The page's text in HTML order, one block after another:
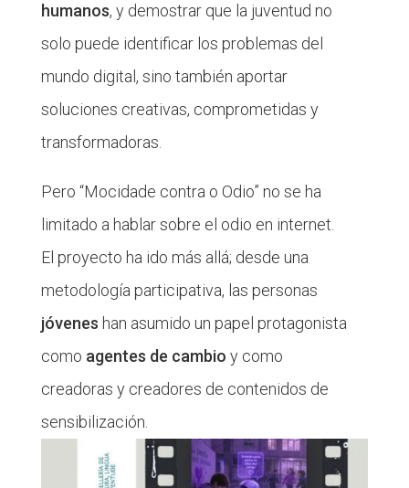
humanos, y demostrar que la juventud no
solo puede identificar los problemas del
mundo digital, sino también aportar
soluciones creativas, comprometidas y
transformadoras.
Pero “Mocidade contra o Odio” no se ha
limitado a hablar sobre el odio en internet.
El proyecto ha ido más allá; desde una
metodología participativa, las personas
jóvenes han asumido un papel protagonista
como agentes de cambio y como
creadoras y creadores de contenidos de
sensibilización.